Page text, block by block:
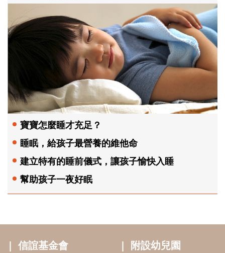
寶寶怎麼睡才充足？
睡眠，給孩子最營養的維他命
建立特有的睡前儀式，讓孩子愉快入睡
幫助孩子一夜好眠
信誼基金會 附設幼兒園